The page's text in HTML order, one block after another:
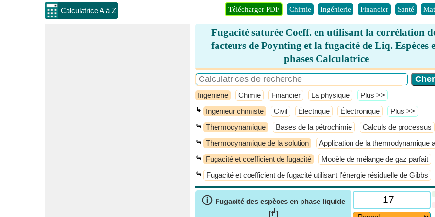
Calculatrice A à Z Télécharger PDF Chimie Ingénierie Financier Santé
Fugacité saturée Coeff. en utilisant la corrélation
facteurs de Poynting et la fugacité de Liq. Espèces
phases Calculatrice
Ingénierie Chimie Financier La physique ​Plus >>
↳ Ingénieur chimiste Civil Électrique Électronique ​Plus >>
⤿ Thermodynamique Bases de la pétrochimie Calculs de processus
⤿ Thermodynamique de la solution Application de la thermodynamique
⤿ Fugacité et coefficient de fugacité Modèle de mélange de gaz parfait
⤿ Fugacité et coefficient de fugacité utilisant l'énergie résiduelle de Gibbs
ⓘ Fugacité des espèces en phase liquide
[fl ]